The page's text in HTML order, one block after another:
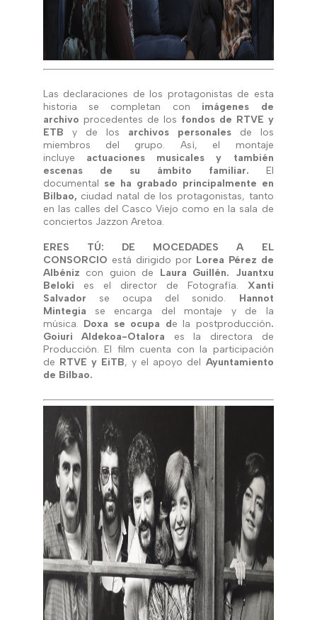
Las declaraciones de los protagonistas de esta
historia se completan con imágenes de
archivo procedentes de los fondos de RTVE y
ETB y de los archivos personales de los
miembros del grupo. Así, el montaje
incluye actuaciones musicales y también
escenas de su ámbito familiar. El
documental se ha grabado principalmente en
Bilbao, ciudad natal de los protagonistas, tanto
en las calles del Casco Viejo como en la sala de
conciertos Jazzon Aretoa.
ERES TÚ: DE MOCEDADES A EL
CONSORCIO está dirigido por Lorea Pérez de
Albéniz con guion de Laura Guillén. Juantxu
Beloki es el director de Fotografía. Xanti
Salvador se ocupa del sonido. Hannot
Mintegia se encarga del montaje y de la
música. Doxa se ocupa de la postproducción.
Goiuri Aldekoa-Otalora es la directora de
Producción. El film cuenta con la participación
de RTVE y EiTB, y el apoyo del Ayuntamiento
de Bilbao.